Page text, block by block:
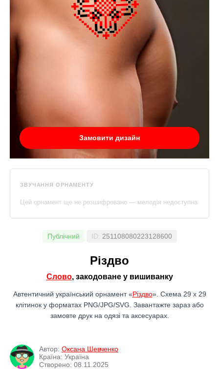
Замовити дизайн
ЗВУЧАННЯ ОРНАМЕНТУ
Цей орнамент ще не розшифровано — мелодія недоступна
Публічний ID: 251108080223128600
Різдво
Слово, закодоване у вишиванку
Автентичний український орнамент «Різдво». Схема 29 x 29
клітинок у форматах PNG/JPG/SVG. Завантажте зараз або
замовте друк на одязі та аксесуарах.
Автор: Оксана Шевченко
Країна: Україна
Створено: 08.11.2025